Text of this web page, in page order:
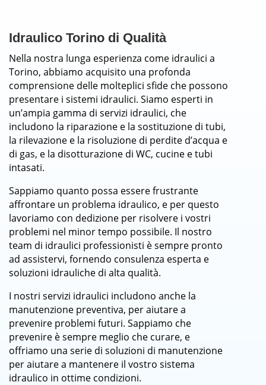
Idraulico Torino di Qualità
Nella nostra lunga esperienza come idraulici a
Torino, abbiamo acquisito una profonda
comprensione delle molteplici sfide che possono
presentare i sistemi idraulici. Siamo esperti in
un’ampia gamma di servizi idraulici, che
includono la riparazione e la sostituzione di tubi,
la rilevazione e la risoluzione di perdite d’acqua e
di gas, e la disotturazione di WC, cucine e tubi
intasati.
Sappiamo quanto possa essere frustrante
affrontare un problema idraulico, e per questo
lavoriamo con dedizione per risolvere i vostri
problemi nel minor tempo possibile. Il nostro
team di idraulici professionisti è sempre pronto
ad assistervi, fornendo consulenza esperta e
soluzioni idrauliche di alta qualità.
I nostri servizi idraulici includono anche la
manutenzione preventiva, per aiutare a
prevenire problemi futuri. Sappiamo che
prevenire è sempre meglio che curare, e
offriamo una serie di soluzioni di manutenzione
per aiutare a mantenere il vostro sistema
idraulico in ottime condizioni.